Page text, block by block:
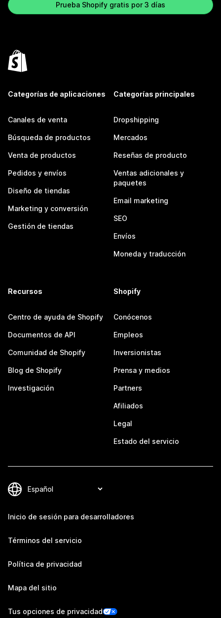
Prueba Shopify gratis por 3 días
Categorías de aplicaciones
Canales de venta
Búsqueda de productos
Venta de productos
Pedidos y envíos
Diseño de tiendas
Marketing y conversión
Gestión de tiendas
Categorías principales
Dropshipping
Mercados
Reseñas de producto
Ventas adicionales y
paquetes
Email marketing
SEO
Envíos
Moneda y traducción
Recursos
Centro de ayuda de Shopify
Documentos de API
Comunidad de Shopify
Blog de Shopify
Investigación
Shopify
Conócenos
Empleos
Inversionistas
Prensa y medios
Partners
Afiliados
Legal
Estado del servicio
Inicio de sesión para desarrolladores
Términos del servicio
Política de privacidad
Mapa del sitio
Tus opciones de privacidad